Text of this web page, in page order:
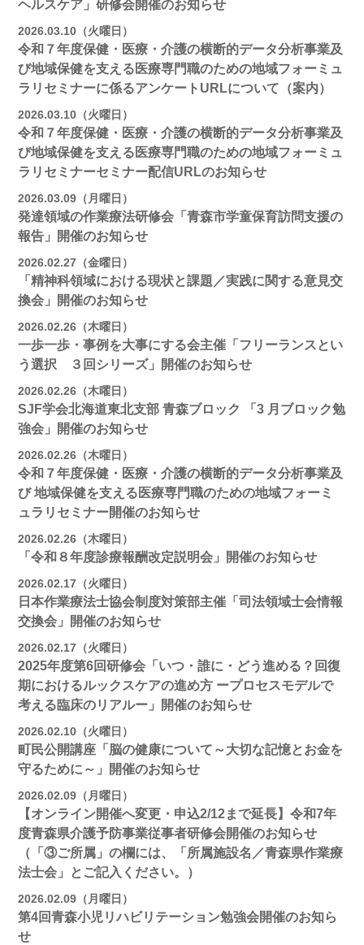
ヘルスケア」研修会開催のお知らせ
2026.03.10（火曜日）
令和７年度保健・医療・介護の横断的データ分析事業及
び地域保健を支える医療専門職のための地域フォーミュ
ラリセミナーに係るアンケートURLについて（案内）
2026.03.10（火曜日）
令和７年度保健・医療・介護の横断的データ分析事業及
び地域保健を支える医療専門職のための地域フォーミュ
ラリセミナーセミナー配信URLのお知らせ
2026.03.09（月曜日）
発達領域の作業療法研修会「青森市学童保育訪問支援の
報告」開催のお知らせ
2026.02.27（金曜日）
「精神科領域における現状と課題／実践に関する意見交
換会」開催のお知らせ
2026.02.26（木曜日）
一歩一歩・事例を大事にする会主催「フリーランスとい
う選択 ３回シリーズ」開催のお知らせ
2026.02.26（木曜日）
SJF学会北海道東北支部 ⻘森ブロック 「3 月ブロック勉
強会」開催のお知らせ
2026.02.26（木曜日）
令和７年度保健・医療・介護の横断的データ分析事業及
び 地域保健を支える医療専門職のための地域フォーミ
ュラリセミナー開催のお知らせ
2026.02.26（木曜日）
「令和８年度診療報酬改定説明会」開催のお知らせ
2026.02.17（火曜日）
日本作業療法士協会制度対策部主催「司法領域士会情報
交換会」開催のお知らせ
2026.02.17（火曜日）
2025年度第6回研修会「いつ・誰に・どう進める？回復
期におけるルックスケアの進め方 ープロセスモデルで
考える臨床のリアルー」開催のお知らせ
2026.02.10（火曜日）
町民公開講座「脳の健康について～大切な記憶とお金を
守るために～」開催のお知らせ
2026.02.09（月曜日）
【オンライン開催へ変更・申込2/12まで延長】令和7年
度青森県介護予防事業従事者研修会開催のお知らせ
（「③ご所属」の欄には、「所属施設名／青森県作業療
法士会」とご記入ください。）
2026.02.09（月曜日）
第4回青森小児リハビリテーション勉強会開催のお知ら
せ